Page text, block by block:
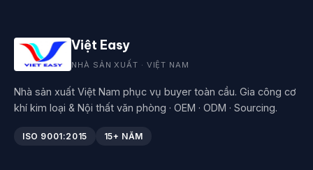
Việt Easy
NHÀ SẢN XUẤT · VIỆT NAM
Nhà sản xuất Việt Nam phục vụ buyer toàn cầu. Gia công cơ
khí kim loại & Nội thất văn phòng · OEM · ODM · Sourcing.
ISO 9001:2015 15+ NĂM